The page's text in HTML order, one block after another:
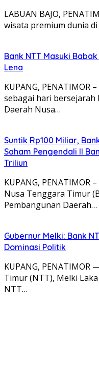
LABUAN BAJO,
wisata premium dunia
Bank NTT Masuki
Lena
KUPANG, PENATIMOR
sebagai hari bersejarah
Daerah Nusa…
Suntik Rp100 Miliar,
Saham Pengendali II
Triliun
KUPANG, PENATIMOR
Nusa Tenggara Timur
Pembangunan Daerah…
Gubernur Melki: Bank
Dominasi Politik
KUPANG,
Timur (NTT), Melki
NTT…